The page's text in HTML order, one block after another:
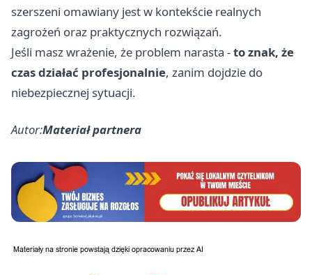
szerszeni omawiany jest w kontekście realnych
zagrożeń oraz praktycznych rozwiązań.
Jeśli masz wrażenie, że problem narasta -to znak, że
czas działać profesjonalnie, zanim dojdzie do
niebezpiecznej sytuacji.
Autor:Materiał partnera